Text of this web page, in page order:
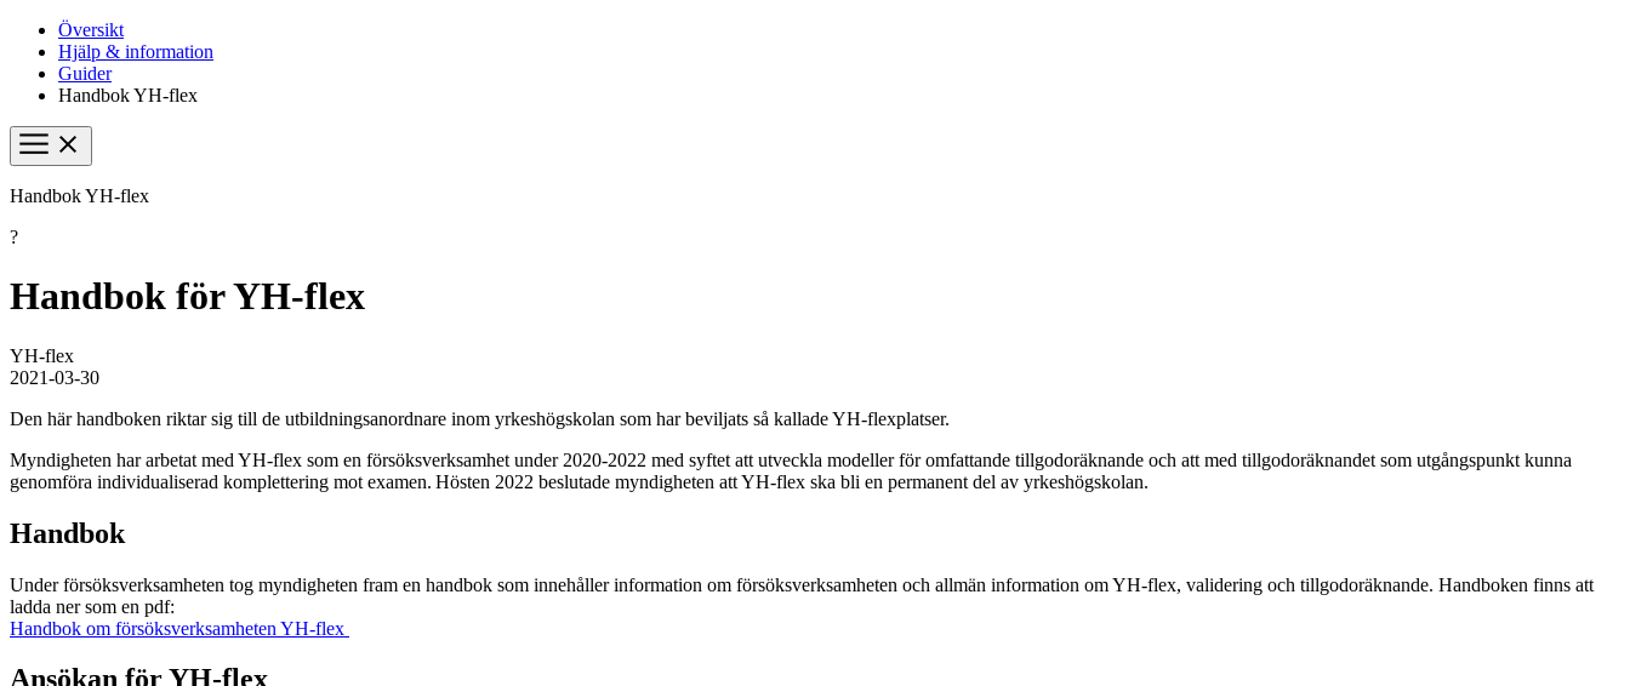
Översikt
Hjälp & information
Guider
Handbok YH-flex
Handbok YH-flex
?
Handbok för YH-flex
YH-flex
2021-03-30
Den här handboken riktar sig till de utbildningsanordnare inom yrkeshögskolan som har beviljats så kallade YH-flexplatser.
Myndigheten har arbetat med YH-flex som en försöksverksamhet under 2020-2022 med syftet att utveckla modeller för omfattande tillgodoräknande och att med tillgodoräknandet som utgångspunkt kunna
genomföra individualiserad komplettering mot examen. Hösten 2022 beslutade myndigheten att YH-flex ska bli en permanent del av yrkeshögskolan.
Handbok
Under försöksverksamheten tog myndigheten fram en handbok som innehåller information om försöksverksamheten och allmän information om YH-flex, validering och tillgodoräknande. Handboken finns att
ladda ner som en pdf:
Handbok om försöksverksamheten YH-flex
Ansökan för YH-flex